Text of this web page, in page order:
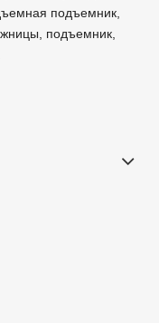
подъемник,
подъемник,